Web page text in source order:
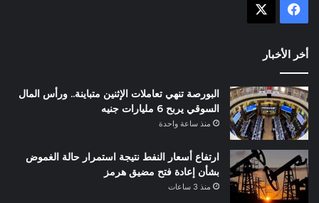
فيسبوك
أخر الأخبار
البورصة تنهي تعاملات الإثنين متباينة.. ورأس المال
السوقي يربح 6 مليارات جنيه
منذ ساعة واحدة
ارتفاع أسعار النفط نتيجة استمرار حالة الغموض
بشأن إعادة فتح مضيق هرمز
منذ 3 ساعات